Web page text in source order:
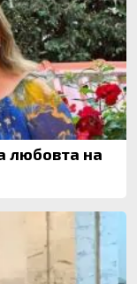
любовта на